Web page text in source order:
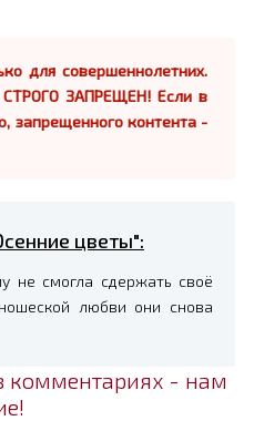
для совершеннолетних.
СТРОГО ЗАПРЕЩЕН! Если в
запрещенного контента -
цветы":
не смогла сдержать своё
любви они снова
комментариях - нам